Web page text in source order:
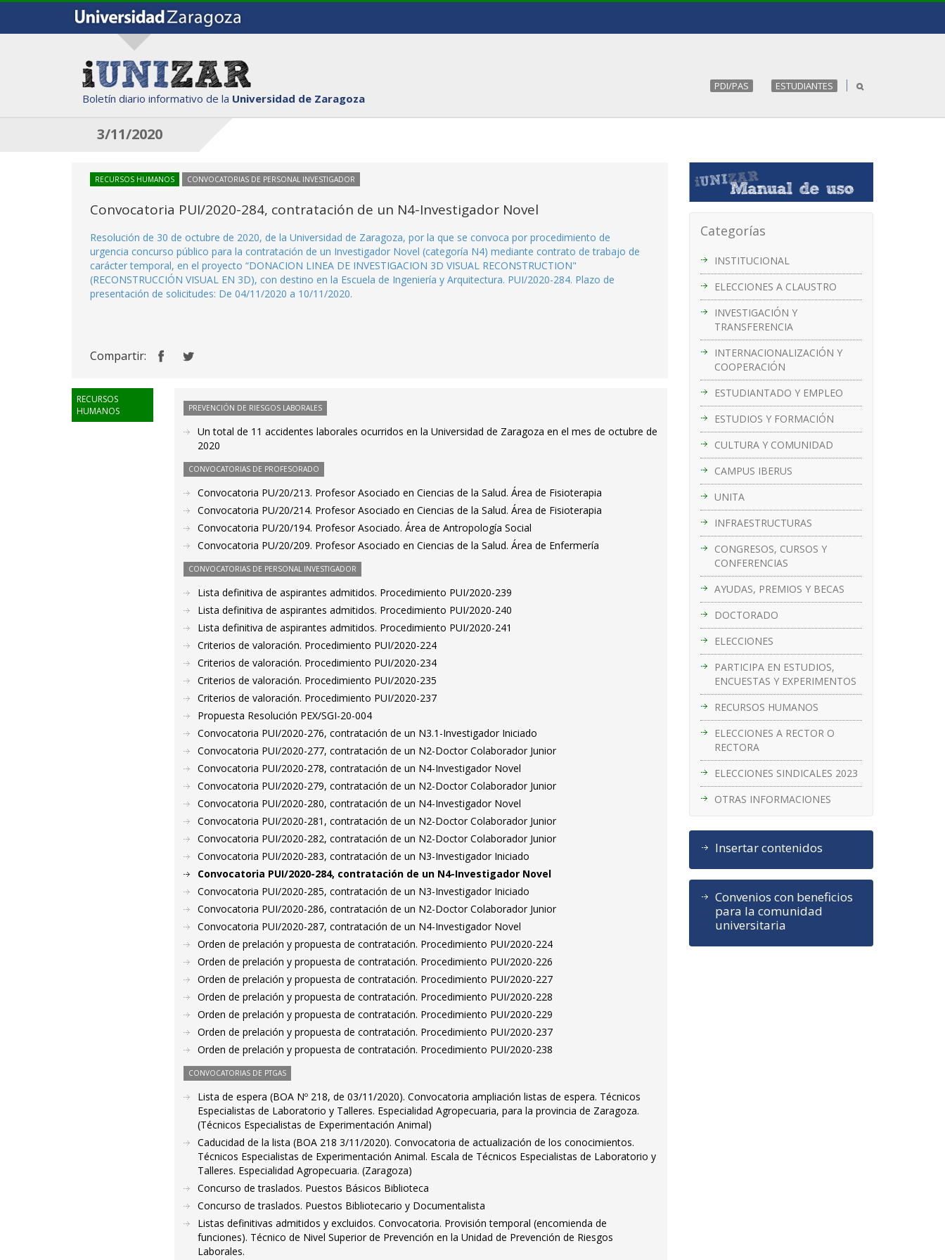
Boletín diario informativo de la Universidad de Zaragoza
PDI/PAS ESTUDIANTES
3/11/2020
Categorías
INSTITUCIONAL
ELECCIONES A CLAUSTRO
INVESTIGACIÓN Y
TRANSFERENCIA
INTERNACIONALIZACIÓN Y
COOPERACIÓN
ESTUDIANTADO Y EMPLEO
ESTUDIOS Y FORMACIÓN
CULTURA Y COMUNIDAD
CAMPUS IBERUS
UNITA
INFRAESTRUCTURAS
CONGRESOS, CURSOS Y
CONFERENCIAS
AYUDAS, PREMIOS Y BECAS
DOCTORADO
ELECCIONES
PARTICIPA EN ESTUDIOS,
ENCUESTAS Y EXPERIMENTOS
RECURSOS HUMANOS
ELECCIONES A RECTOR O
RECTORA
ELECCIONES SINDICALES 2023
OTRAS INFORMACIONES
Insertar contenidos
Convenios con beneficios
para la comunidad
universitaria
RECURSOS HUMANOS CONVOCATORIAS DE PERSONAL INVESTIGADOR
Convocatoria PUI/2020-284, contratación de un N4-Investigador Novel
Resolución de 30 de octubre de 2020, de la Universidad de Zaragoza, por la que se convoca por procedimiento de
urgencia concurso público para la contratación de un Investigador Novel (categoría N4) mediante contrato de trabajo de
carácter temporal, en el proyecto “DONACION LINEA DE INVESTIGACION 3D VISUAL RECONSTRUCTION"
(RECONSTRUCCIÓN VISUAL EN 3D), con destino en la Escuela de Ingeniería y Arquitectura. PUI/2020-284. Plazo de
presentación de solicitudes: De 04/11/2020 a 10/11/2020.
Compartir:
RECURSOS
HUMANOS
PREVENCIÓN DE RIESGOS LABORALES
Un total de 11 accidentes laborales ocurridos en la Universidad de Zaragoza en el mes de octubre de
2020
CONVOCATORIAS DE PROFESORADO
Convocatoria PU/20/213. Profesor Asociado en Ciencias de la Salud. Área de Fisioterapia
Convocatoria PU/20/214. Profesor Asociado en Ciencias de la Salud. Área de Fisioterapia
Convocatoria PU/20/194. Profesor Asociado. Área de Antropología Social
Convocatoria PU/20/209. Profesor Asociado en Ciencias de la Salud. Área de Enfermería
CONVOCATORIAS DE PERSONAL INVESTIGADOR
Lista definitiva de aspirantes admitidos. Procedimiento PUI/2020-239
Lista definitiva de aspirantes admitidos. Procedimiento PUI/2020-240
Lista definitiva de aspirantes admitidos. Procedimiento PUI/2020-241
Criterios de valoración. Procedimiento PUI/2020-224
Criterios de valoración. Procedimiento PUI/2020-234
Criterios de valoración. Procedimiento PUI/2020-235
Criterios de valoración. Procedimiento PUI/2020-237
Propuesta Resolución PEX/SGI-20-004
Convocatoria PUI/2020-276, contratación de un N3.1-Investigador Iniciado
Convocatoria PUI/2020-277, contratación de un N2-Doctor Colaborador Junior
Convocatoria PUI/2020-278, contratación de un N4-Investigador Novel
Convocatoria PUI/2020-279, contratación de un N2-Doctor Colaborador Junior
Convocatoria PUI/2020-280, contratación de un N4-Investigador Novel
Convocatoria PUI/2020-281, contratación de un N2-Doctor Colaborador Junior
Convocatoria PUI/2020-282, contratación de un N2-Doctor Colaborador Junior
Convocatoria PUI/2020-283, contratación de un N3-Investigador Iniciado
Convocatoria PUI/2020-284, contratación de un N4-Investigador Novel
Convocatoria PUI/2020-285, contratación de un N3-Investigador Iniciado
Convocatoria PUI/2020-286, contratación de un N2-Doctor Colaborador Junior
Convocatoria PUI/2020-287, contratación de un N4-Investigador Novel
Orden de prelación y propuesta de contratación. Procedimiento PUI/2020-224
Orden de prelación y propuesta de contratación. Procedimiento PUI/2020-226
Orden de prelación y propuesta de contratación. Procedimiento PUI/2020-227
Orden de prelación y propuesta de contratación. Procedimiento PUI/2020-228
Orden de prelación y propuesta de contratación. Procedimiento PUI/2020-229
Orden de prelación y propuesta de contratación. Procedimiento PUI/2020-237
Orden de prelación y propuesta de contratación. Procedimiento PUI/2020-238
CONVOCATORIAS DE PTGAS
Lista de espera (BOA Nº 218, de 03/11/2020). Convocatoria ampliación listas de espera. Técnicos
Especialistas de Laboratorio y Talleres. Especialidad Agropecuaria, para la provincia de Zaragoza.
(Técnicos Especialistas de Experimentación Animal)
Caducidad de la lista (BOA 218 3/11/2020). Convocatoria de actualización de los conocimientos.
Técnicos Especialistas de Experimentación Animal. Escala de Técnicos Especialistas de Laboratorio y
Talleres. Especialidad Agropecuaria. (Zaragoza)
Concurso de traslados. Puestos Básicos Biblioteca
Concurso de traslados. Puestos Bibliotecario y Documentalista
Listas definitivas admitidos y excluidos. Convocatoria. Provisión temporal (encomienda de
funciones). Técnico de Nivel Superior de Prevención en la Unidad de Prevención de Riesgos
Laborales.